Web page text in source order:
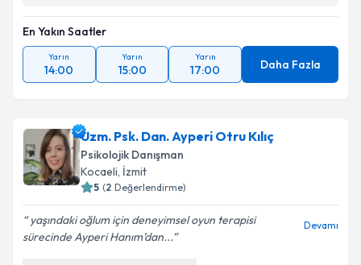
En Yakın Saatler
Yarın
14:00
Yarın
15:00
Yarın
17:00 Daha Fazla
Uzm. Psk. Dan. Ayperi Otru Kılıç
Psikolojik Danışman
Kocaeli, İzmit
5 (2 Değerlendirme)
yaşındaki oğlum için deneyimsel oyun terapisi
sürecinde Ayperi Hanım’dan...
Devamı